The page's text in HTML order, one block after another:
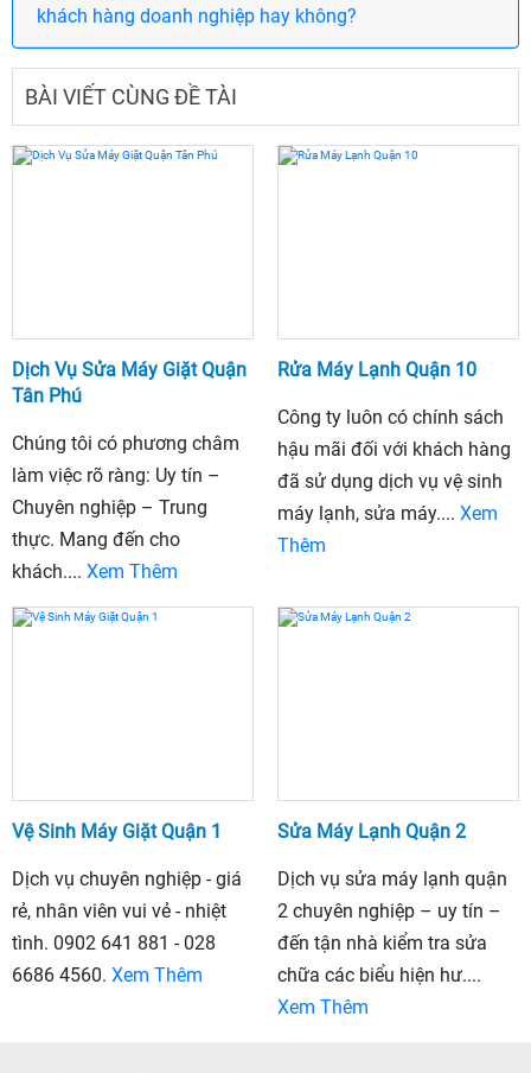
khách hàng doanh nghiệp hay không?
BÀI VIẾT CÙNG ĐỀ TÀI
Dịch Vụ Sửa Máy Giặt Quận
Tân Phú
Chúng tôi có phương châm
làm việc rõ ràng: Uy tín –
Chuyên nghiệp – Trung
thực. Mang đến cho
khách.... Xem Thêm
Rửa Máy Lạnh Quận 10
Công ty luôn có chính sách
hậu mãi đối với khách hàng
đã sử dụng dịch vụ vệ sinh
máy lạnh, sửa máy.... Xem
Thêm
Vệ Sinh Máy Giặt Quận 1
Dịch vụ chuyên nghiệp - giá
rẻ, nhân viên vui vẻ - nhiệt
tình. 0902 641 881 - 028
6686 4560. Xem Thêm
Sửa Máy Lạnh Quận 2
Dịch vụ sửa máy lạnh quận
2 chuyên nghiệp – uy tín –
đến tận nhà kiểm tra sửa
chữa các biểu hiện hư....
Xem Thêm